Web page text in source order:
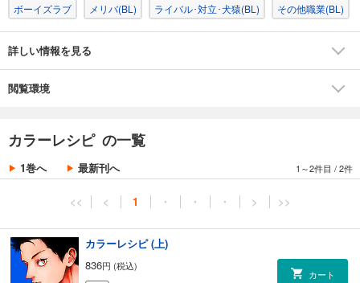
ボーイズラブ メリバ(BL) ライバル･対立･犬猿(BL) その他職業(BL)
詳しい情報を見る
閲覧環境
カラーレシピ の一覧
1巻へ 最新刊へ 1～2件目 /2件
<< < 1 ・ ・ ・ > >>
カラーレシピ (上)
836円 (税込)
カート